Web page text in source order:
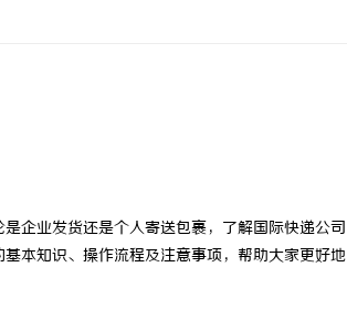
企业发货还是个人寄送包裹，了解国际快递公司
本知识、操作流程及注意事项，帮助大家更好地